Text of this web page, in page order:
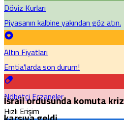
Döviz Kurları
Piyasanın kalbine yakından göz atın.
Altın Fiyatları
Emtia'larda son durum!
Nöbetçi Eczaneler
Hızlı Erişim
İsrail ordusunda komuta